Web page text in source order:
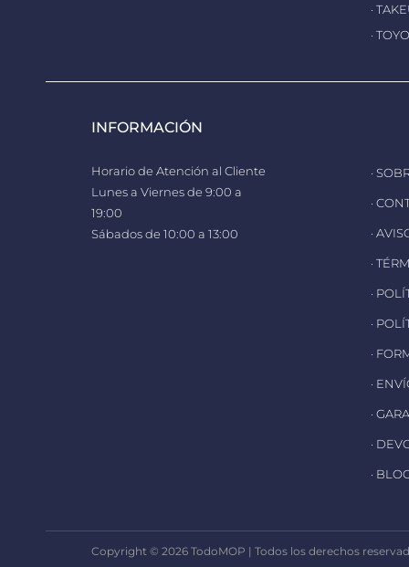
·
·
INFORMACIÓN
Horario de Atención al Cliente
Lunes a Viernes de 9:00 a
19:00
Sábados de 10:00 a 13:00
·
·
·
·
·
·
·
·
·
·
·
Copyright © 2026 TodoMOP | Todos los derechos